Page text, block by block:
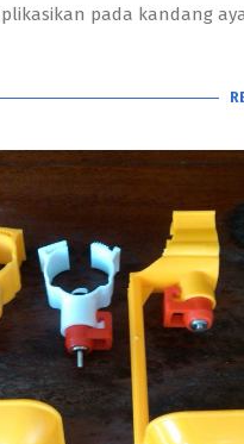
pada kandang